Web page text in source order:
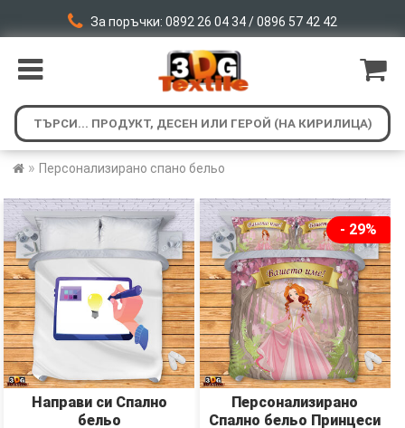
За поръчки: 0892 26 04 34 / 0896 57 42 42
» Персонализирано спано бельо
Направи си Спално
бельо
- 29%
Персонализирано
Спално бельо Принцеси